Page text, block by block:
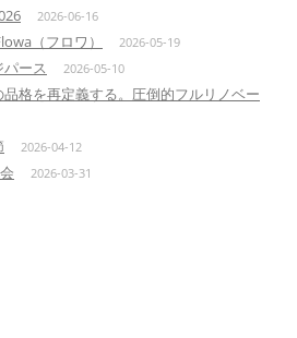
2026-06-16
（フロワ） 2026-05-19
パース 2026-05-10
格を再定義する。圧倒的フルリノベー
2026-04-12
2026-03-31